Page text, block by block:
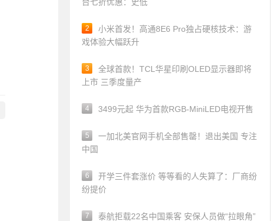
2
小米首发！高通8E6 Pro独占硬核技术：游
戏体验大幅跃升
3
全球首款！TCL华星印刷OLED显示器即将
上市 三季度量产
4 3499元起 华为首款RGB-MiniLED电视开售
5
一加北美官网手机全部售罄！退出美国 专注
中国
6
开学三件套涨价 等等看的人失算了：厂商纷
纷提价
7
泰航拒载22名中国乘客 安保人员做“拉眼角”